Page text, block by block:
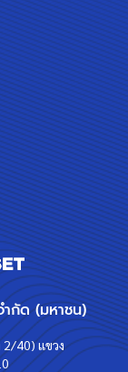
กัด (มหาชน)
2/40) แขวง